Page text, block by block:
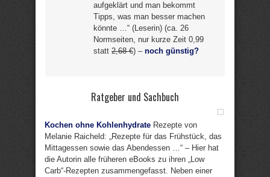
aufgeklärt und man bekommt
Tipps, was man besser machen
könnte …“ (Leserin) (ca. 26
Normseiten, nur kurze Zeit 0,99
statt 2,68 €) – noch günstig?
Ratgeber und Sachbuch
Kochen ohne Kohlenhydrate Rezepte von
Melanie Raicheld: „Rezepte für das Frühstück, das
Mittagessen sowie das Abendessen …“ – Hier hat
die Autorin alle früheren eBooks zu ihren „Low
Carb“-Rezepten zusammengefasst. Neben einer